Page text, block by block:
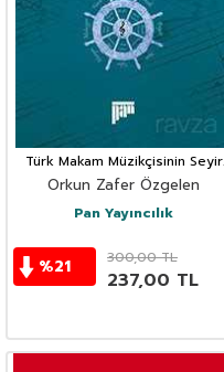
Türk Makam Müzikçisinin Seyir
Defteri 1
Orkun Zafer Özgelen
Pan Yayıncılık
%21 300,00TL
237,00 TL